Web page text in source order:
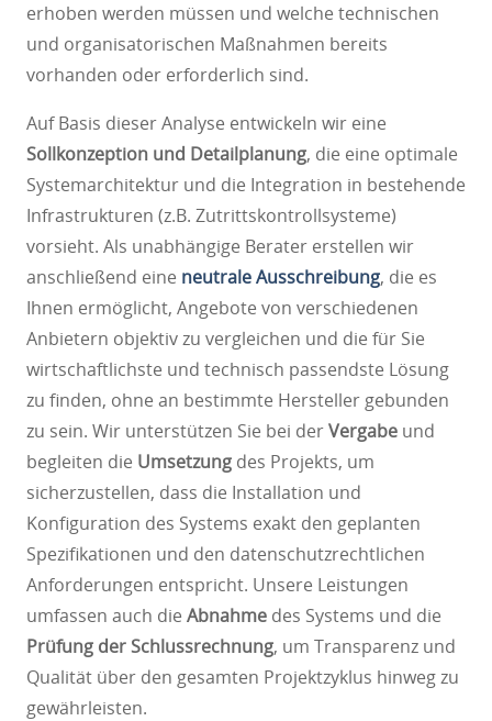
erhoben werden müssen und welche technischen
und organisatorischen Maßnahmen bereits
vorhanden oder erforderlich sind.
Auf Basis dieser Analyse entwickeln wir eine
Sollkonzeption und Detailplanung, die eine optimale
Systemarchitektur und die Integration in bestehende
Infrastrukturen (z.B. Zutrittskontrollsysteme)
vorsieht. Als unabhängige Berater erstellen wir
anschließend eine neutrale Ausschreibung, die es
Ihnen ermöglicht, Angebote von verschiedenen
Anbietern objektiv zu vergleichen und die für Sie
wirtschaftlichste und technisch passendste Lösung
zu finden, ohne an bestimmte Hersteller gebunden
zu sein. Wir unterstützen Sie bei derVergabe und
begleiten die Umsetzung des Projekts, um
sicherzustellen, dass die Installation und
Konfiguration des Systems exakt den geplanten
Spezifikationen und den datenschutzrechtlichen
Anforderungen entspricht. Unsere Leistungen
umfassen auch die Abnahme des Systems und die
Prüfung der Schlussrechnung, um Transparenz und
Qualität über den gesamten Projektzyklus hinweg zu
gewährleisten.